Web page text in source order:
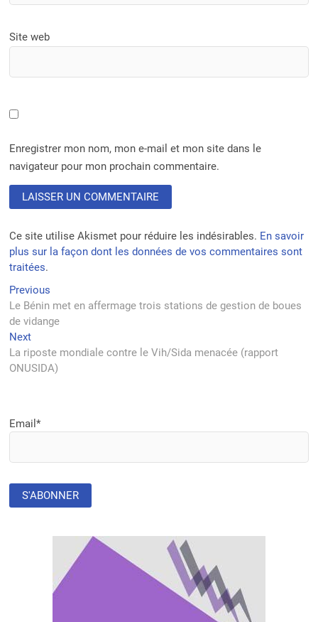
Site web
Enregistrer mon nom, mon e-mail et mon site dans le
navigateur pour mon prochain commentaire.
Ce site utilise Akismet pour réduire les indésirables. En savoir
plus sur la façon dont les données de vos commentaires sont
traitées.
Navigation
de
l’article
Previous
post:
Le Bénin met en affermage trois stations de gestion de boues
de vidange
NextNext
post:
La riposte mondiale contre le Vih/Sida menacée (rapport
ONUSIDA)
Email*